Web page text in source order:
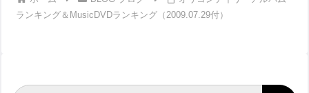
ランキング＆MusicDVDランキング（2009.07.29付）